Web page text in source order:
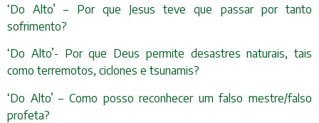
‘Do Alto’ – Por que Jesus teve que passar por tanto
sofrimento?
‘Do Alto’- Por que Deus permite desastres naturais, tais
como terremotos, ciclones e tsunamis?
‘Do Alto’ – Como posso reconhecer um falso mestre/falso
profeta?